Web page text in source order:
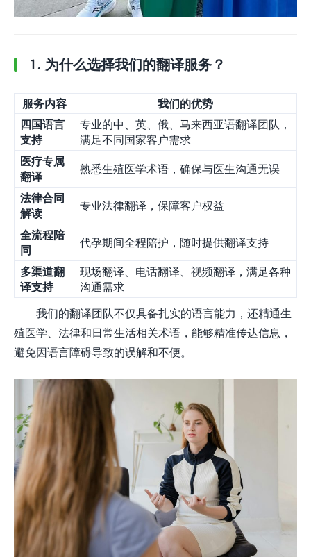
1. 为什么选择我们的翻译服务？
服务内容
我们的优势
四国语言
支持
专业的中、英、俄、马来西亚语翻译团队，
满足不同国家客户需求
医疗专属
翻译
熟悉生殖医学术语，确保与医生沟通无误
法律合同
解读
专业法律翻译，保障客户权益
全流程陪
同
代孕期间全程陪护，随时提供翻译支持
多渠道翻
译支持
现场翻译、电话翻译、视频翻译，满足各种
沟通需求
我们的翻译团队不仅具备扎实的语言能力，还精通生
殖医学、法律和日常生活相关术语，能够精准传达信息，
避免因语言障碍导致的误解和不便。